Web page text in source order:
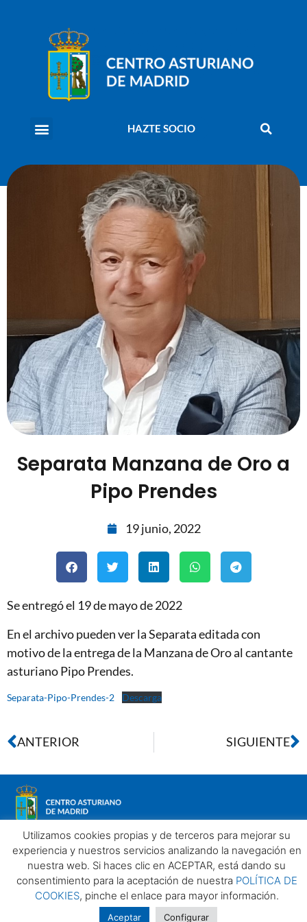
HAZTE SOCIO
Separata Manzana de Oro a
Pipo Prendes
19 junio, 2022
Se entregó el 19 de mayo de 2022
En el archivo pueden ver la Separata editada con
motivo de la entrega de la Manzana de Oro al cantante
asturiano Pipo Prendes.
Separata-Pipo-Prendes-2 Descarga
ANTERIOR SIGUIENTE
Aviso legalPolítica de privacidadPolítica de Cookies
Centro Asturiano de Madrid. Todos los derechos reservados
2025©
Utilizamos cookies propias y de terceros para mejorar su
experiencia y nuestros servicios analizando la navegación en
nuestra web. Si haces clic en ACEPTAR, está dando su
consentimiento para la aceptación de nuestra POLÍTICA DE
COOKIES, pinche el enlace para mayor información.
Aceptar Configurar